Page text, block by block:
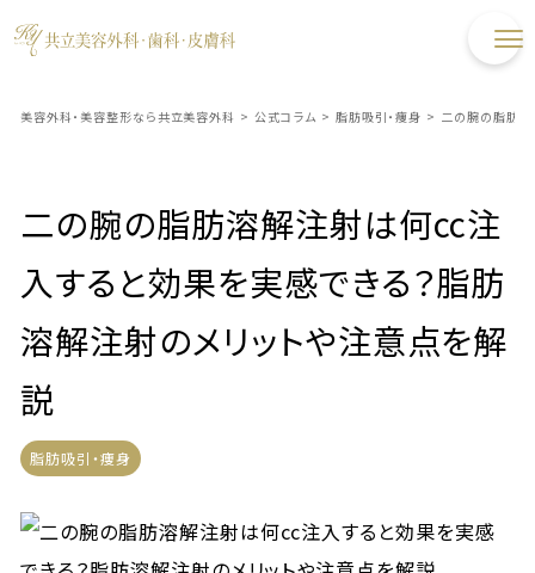
美容外科・美容整形なら共立美容外科 > 公式コラム > 脂肪吸引・痩身 > 二の腕の脂肪溶
二の腕の脂肪溶解注射は何cc注
入すると効果を実感できる？脂肪
溶解注射のメリットや注意点を解
説
脂肪吸引・痩身